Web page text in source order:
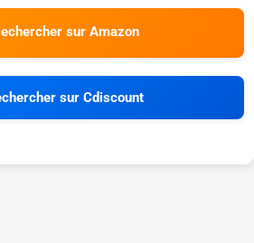
sur Amazon
sur Cdiscount